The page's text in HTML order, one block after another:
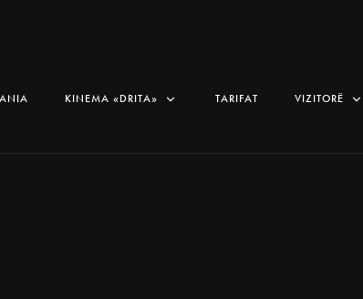
KINEMA «DRITA» TARIFAT VIZITORË